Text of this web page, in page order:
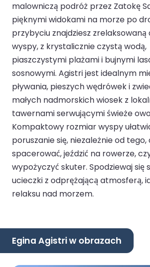
malowniczą podróż przez Zatokę
pięknymi widokami na morze po
przybyciu znajdziesz
wyspy, z krystalicznie czystą wodą,
piaszczystymi plażami i bujnymi
sosnowymi. Agistri jest idealnym
pływania, pieszych wędrówek i
małych nadmorskich wiosek z
tawernami serwującymi świeże
Kompaktowy rozmiar wyspy
poruszanie się, niezależnie od tego,
spacerować, jeździć na rowerze,
wypożyczyć skuter. Spodziewaj się
ucieczki z odprężającą atmosferą,
relaksu nad morzem.
Egina Agistri w obrazach